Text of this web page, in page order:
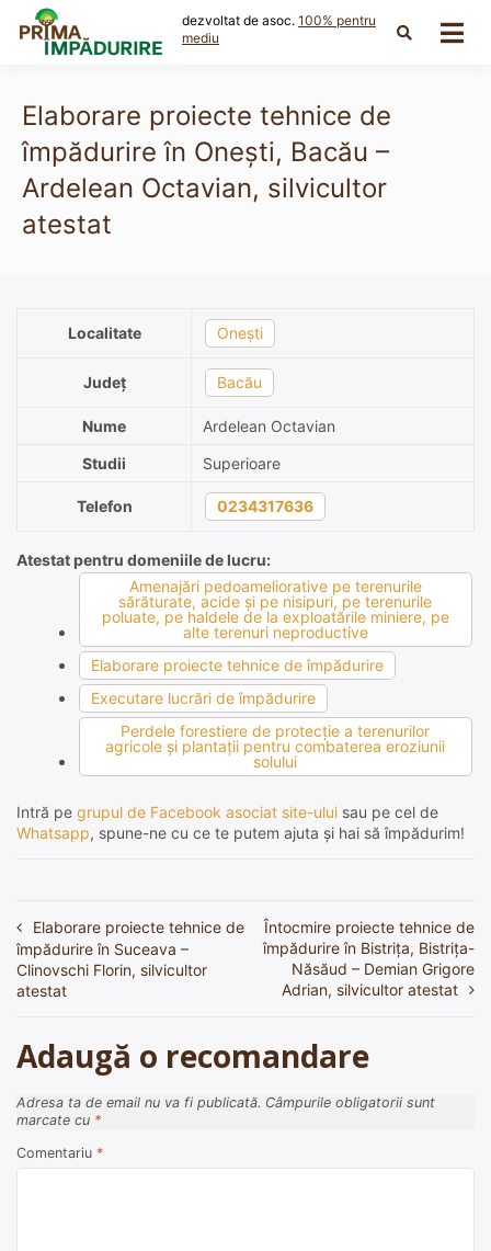
content
dezvoltat de asoc. 100% pentru
mediu
Elaborare proiecte tehnice de
împădurire în Onești, Bacău –
Ardelean Octavian, silvicultor
atestat
Localitate Onești
Județ Bacău
Nume
Ardelean Octavian
Studii
Superioare
Telefon 0234317636
Atestat pentru domeniile de lucru:
Amenajări pedoameliorative pe terenurile
sărăturate, acide şi pe nisipuri, pe terenurile
poluate, pe haldele de la exploatările miniere, pe
alte terenuri neproductive
Elaborare proiecte tehnice de împădurire
Executare lucrări de împădurire
Perdele forestiere de protecţie a terenurilor
agricole şi plantaţii pentru combaterea eroziunii
solului
Intră pe grupul de Facebook asociat site-ului sau pe cel de
Whatsapp, spune-ne cu ce te putem ajuta și hai să împădurim!
Navigare
în
articole
Elaborare proiecte tehnice de
împădurire în Suceava –
Clinovschi Florin, silvicultor
atestat
Întocmire proiecte tehnice de
împădurire în Bistrița, Bistrița-
Năsăud – Demian Grigore
Adrian, silvicultor atestat
Adaugă o recomandare
Adresa ta de email nu va fi publicată. Câmpurile obligatorii sunt
marcate cu *
Comentariu *